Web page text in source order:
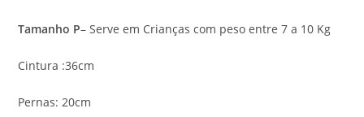
Tamanho P– Serve em Crianças com peso entre 7 a 10 Kg
Cintura :36cm
Pernas: 20cm